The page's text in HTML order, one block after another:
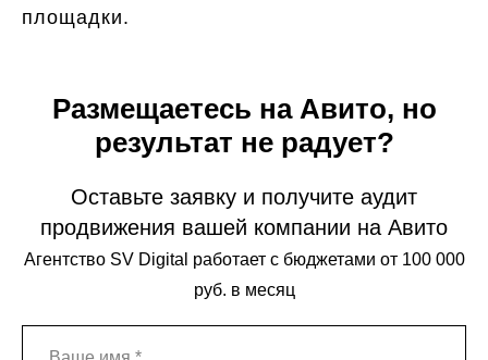
площадки.
Размещаетесь на Авито, но
результат не радует?
Оставьте заявку и получите аудит
продвижения вашей компании на Авито
Агентство SV Digital работает с бюджетами от 100 000
руб. в месяц